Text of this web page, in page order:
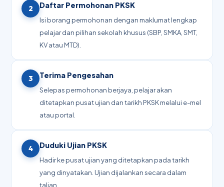
2 Daftar Permohonan PKSK
Isi borang permohonan dengan maklumat lengkap
pelajar dan pilihan sekolah khusus (SBP, SMKA, SMT,
KV atau MTD).
3 Terima Pengesahan
Selepas permohonan berjaya, pelajar akan
ditetapkan pusat ujian dan tarikh PKSK melalui e-mel
atau portal.
4 Duduki Ujian PKSK
Hadir ke pusat ujian yang ditetapkan pada tarikh
yang dinyatakan. Ujian dijalankan secara dalam
talian.